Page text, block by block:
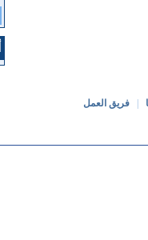
فريق العمل